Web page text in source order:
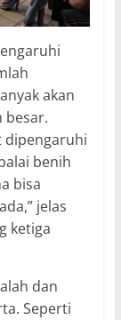
akan
besar.
dipengaruhi
benih
bisa
jelas
ketiga
dan
Seperti